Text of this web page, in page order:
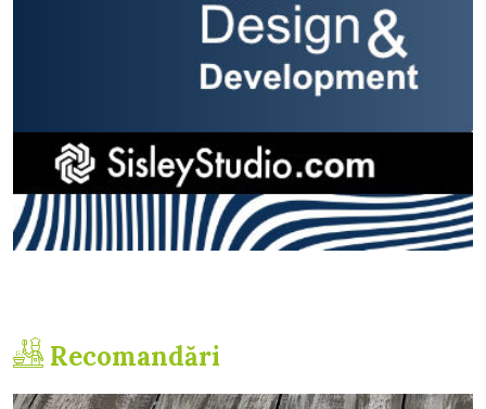
Recomandări